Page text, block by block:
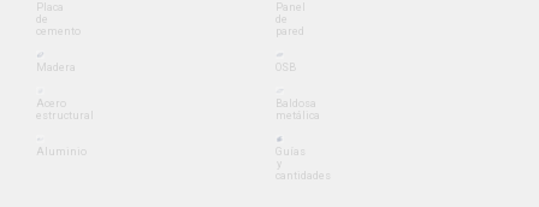
Placa
de
cemento
Panel
de
pared
Madera OSB
Acero
estructural
Baldosa
metálica
Aluminio
Guías
y
cantidades